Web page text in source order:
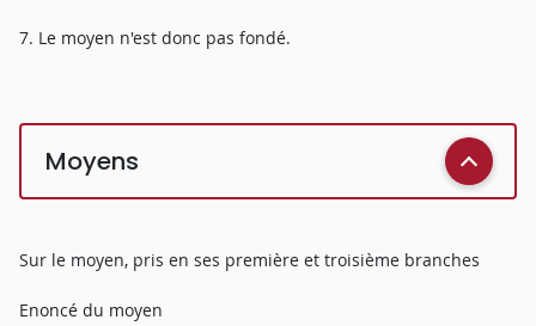
7. Le moyen n'est donc pas fondé.
Moyens
Sur le moyen, pris en ses première et troisième branches
Enoncé du moyen